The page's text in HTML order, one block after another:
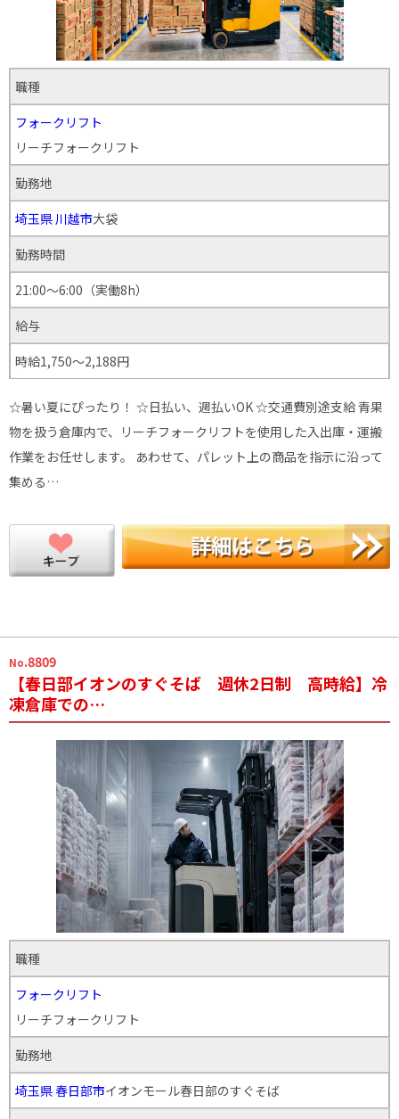
職種
フォークリフト
リーチフォークリフト
勤務地
埼玉県川越市大袋
勤務時間
21:00～6:00（実働8h）
給与
時給1,750～2,188円
☆暑い夏にぴったり！ ☆日払い、週払いOK ☆交通費別途支給 青果
物を扱う倉庫内で、リーチフォークリフトを使用した入出庫・運搬
作業をお任せします。 あわせて、パレット上の商品を指示に沿って
集める…
No.8809
【春日部イオンのすぐそば 週休2日制 高時給】冷
凍倉庫での…
職種
フォークリフト
リーチフォークリフト
勤務地
埼玉県 春日部市イオンモール春日部のすぐそば